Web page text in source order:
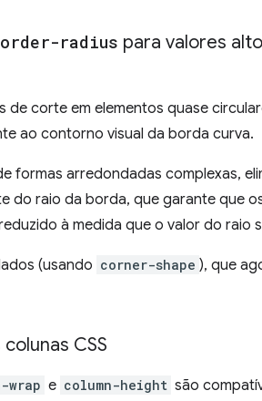
radius para valores
de corte em elementos quase
ao contorno visual da borda curva.
formas arredondadas complexas,
do raio da borda, que garante que
à medida que o valor do raio
(usando corner-shape ), que
CSS
wrap e column-height são